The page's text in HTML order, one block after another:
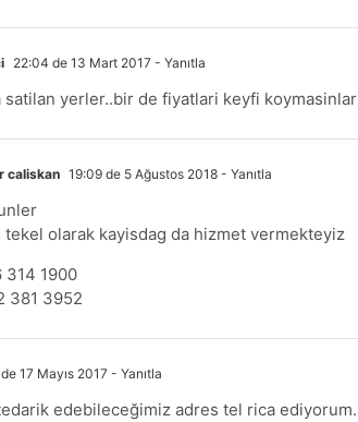
22:04 de 13 Mart 2017 - Yanıtla
satilan yerler..bir de fiyatlari keyfi koymasinlar
caliskan 19:09 de 5 Ağustos 2018 - Yanıtla
tekel olarak kayisdag da hizmet vermekteyiz
314 1900
381 3952
17 Mayıs 2017 - Yanıtla
edebileceğimiz adres tel rica ediyorum.